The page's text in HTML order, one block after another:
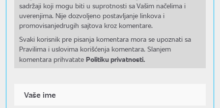
sadržaji koji mogu biti u suprotnosti sa Vašim načelima i
uverenjima. Nije dozvoljeno postavljanje linkova i
promovisanjedrugih sajtova kroz komentare.
Svaki korisnik pre pisanja komentara mora se upoznati sa
Pravilima i uslovima korišćenja komentara. Slanjem
komentara prihvatate Politiku privatnosti.